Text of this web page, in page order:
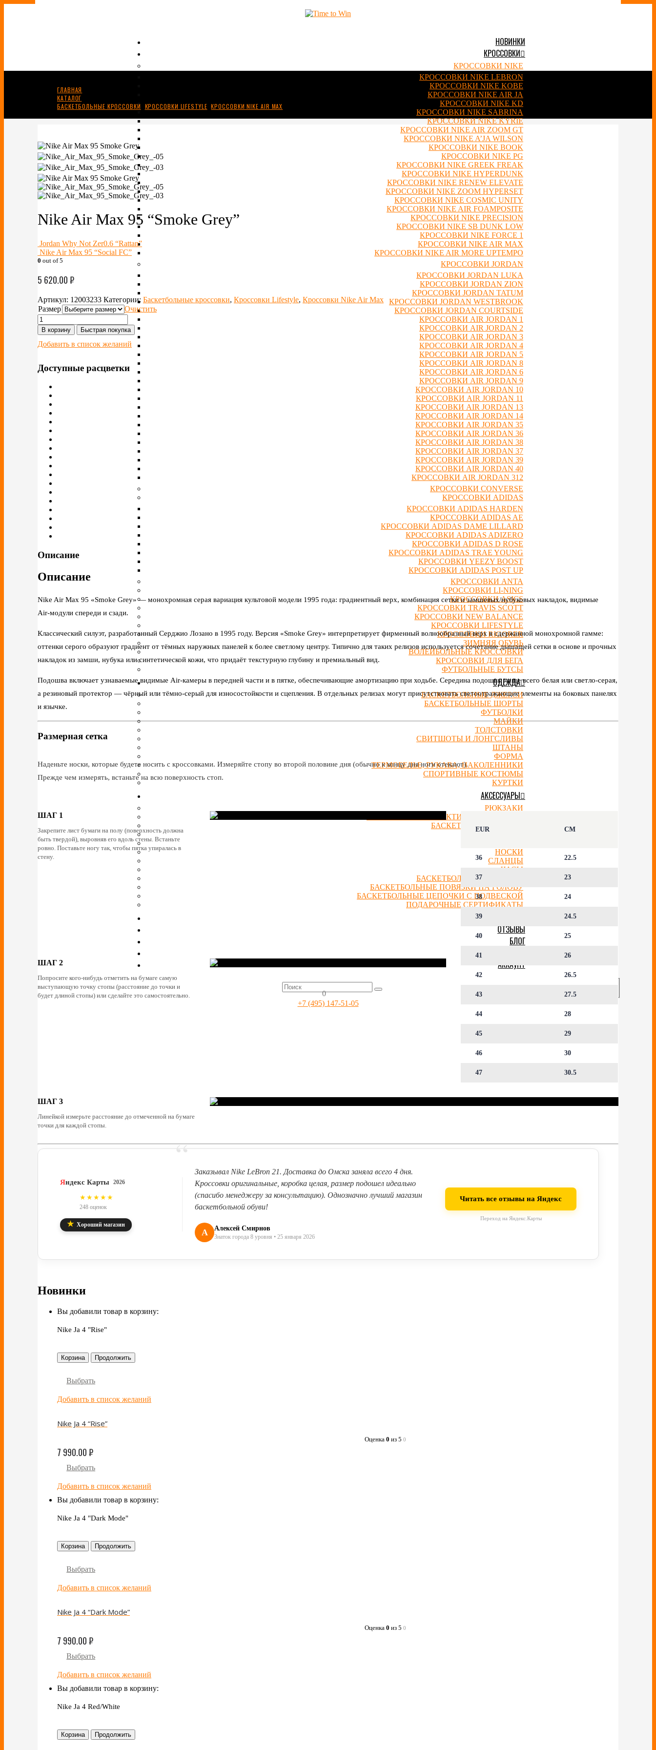
НОВИНКИ
КРОССОВКИ
КРОССОВКИ NIKE
КРОССОВКИ NIKE LEBRON
КРОССОВКИ NIKE KOBE
КРОССОВКИ NIKE AIR JA
КРОССОВКИ NIKE KD
КРОССОВКИ NIKE SABRINA
КРОССОВКИ NIKE KYRIE
КРОССОВКИ NIKE AIR ZOOM GT
КРОССОВКИ NIKE A’JA WILSON
КРОССОВКИ NIKE BOOK
КРОССОВКИ NIKE PG
КРОССОВКИ NIKE GREEK FREAK
КРОССОВКИ NIKE HYPERDUNK
КРОССОВКИ NIKE RENEW ELEVATE
КРОССОВКИ NIKE ZOOM HYPERSET
КРОССОВКИ NIKE COSMIC UNITY
КРОССОВКИ NIKE AIR FOAMPOSITE
КРОССОВКИ NIKE PRECISION
КРОССОВКИ NIKE SB DUNK LOW
КРОССОВКИ NIKE FORCE 1
КРОССОВКИ NIKE AIR MAX
КРОССОВКИ NIKE AIR MORE UPTEMPO
КРОССОВКИ JORDAN
КРОССОВКИ JORDAN LUKA
КРОССОВКИ JORDAN ZION
КРОССОВКИ JORDAN TATUM
КРОССОВКИ JORDAN WESTBROOK
КРОССОВКИ JORDAN COURTSIDE
КРОССОВКИ AIR JORDAN 1
КРОССОВКИ AIR JORDAN 2
КРОССОВКИ AIR JORDAN 3
КРОССОВКИ AIR JORDAN 4
КРОССОВКИ AIR JORDAN 5
КРОССОВКИ AIR JORDAN 8
КРОССОВКИ AIR JORDAN 6
КРОССОВКИ AIR JORDAN 9
КРОССОВКИ AIR JORDAN 10
КРОССОВКИ AIR JORDAN 11
КРОССОВКИ AIR JORDAN 13
КРОССОВКИ AIR JORDAN 14
КРОССОВКИ AIR JORDAN 35
КРОССОВКИ AIR JORDAN 36
КРОССОВКИ AIR JORDAN 38
КРОССОВКИ AIR JORDAN 37
КРОССОВКИ AIR JORDAN 39
КРОССОВКИ AIR JORDAN 40
КРОССОВКИ AIR JORDAN 312
КРОССОВКИ CONVERSE
КРОССОВКИ ADIDAS
КРОССОВКИ ADIDAS HARDEN
КРОССОВКИ ADIDAS AE
КРОССОВКИ ADIDAS DAME LILLARD
КРОССОВКИ ADIDAS ADIZERO
КРОССОВКИ ADIDAS D ROSE
КРОССОВКИ ADIDAS TRAE YOUNG
КРОССОВКИ YEEZY BOOST
КРОССОВКИ ADIDAS POST UP
КРОССОВКИ ANTA
КРОССОВКИ LI-NING
КРОССОВКИ ASICS
КРОССОВКИ TRAVIS SCOTT
КРОССОВКИ NEW BALANCE
КРОССОВКИ LIFESTYLE
КРОССОВКИ RIGORER
ЗИМНЯЯ ОБУВЬ
ВОЛЕЙБОЛЬНЫЕ КРОССОВКИ
КРОССОВКИ ДЛЯ БЕГА
ФУТБОЛЬНЫЕ БУТСЫ
ОДЕЖДА
БАСКЕТБОЛЬНЫЕ ДЖЕРСИ
БАСКЕТБОЛЬНЫЕ ШОРТЫ
ФУТБОЛКИ
МАЙКИ
ТОЛСТОВКИ
СВИТШОТЫ И ЛОНГСЛИВЫ
ШТАНЫ
ФОРМА
ТЕРМОБЕЛЬЕ, РУКАВА, НАКОЛЕННИКИ
СПОРТИВНЫЕ КОСТЮМЫ
КУРТКИ
АКСЕССУАРЫ
РЮКЗАКИ
БАСКЕТБОЛЬНЫЕ ТАКТИЧЕСКИЕ ДОСКИ
БАСКЕТБОЛЬНЫЕ МЯЧИ
НОСКИ
СЛАНЦЫ
ЧАСЫ
БАСКЕТБОЛЬНЫЕ ФИГУРКИ
БАСКЕТБОЛЬНЫЕ ПОВЯЗКИ НА ГОЛОВУ
БАСКЕТБОЛЬНЫЕ ЦЕПОЧКИ С ПОДВЕСКОЙ
ПОДАРОЧНЫЕ СЕРТИФИКАТЫ
ОТЗЫВЫ
БЛОГ
АККАУНТ
0
+7 (495) 147-51-05
ГЛАВНАЯ
КАТАЛОГ
БАСКЕТБОЛЬНЫЕ КРОССОВКИ КРОССОВКИ LIFESTYLE ,КРОССОВКИ NIKE AIR MAX
Nike Air Max 95 “Smoke Grey”
Jordan Why Not Zer0.6 “Rattan”
Nike Air Max 95 “Social FC”
0 out of 5
5 620.00₽
Артикул: 12003233 Категории: Баскетбольные кроссовки, Кроссовки Lifestyle, Кроссовки Nike Air Max
Размер
Очистить
В корзину Быстрая покупка
Добавить в список желаний
Доступные расцветки
Описание
Описание
Nike Air Max 95 «Smoke Grey» — монохромная серая вариация культовой модели 1995 года: градиентный верх, комбинация сетки и замшевых/нубуковых накладок, видимые
Air‑модули спереди и сзади.
Классический силуэт, разработанный Серджио Лозано в 1995 году. Версия «Smoke Grey» интерпретирует фирменный волнообразный верх в сдержанной монохромной гамме:
оттенки серого образуют градиент от тёмных наружных панелей к более светлому центру. Типично для таких релизов используется сочетание дышащей сетки в основе и прочных
накладок из замши, нубука или синтетической кожи, что придаёт текстурную глубину и премиальный вид.
Подошва включает узнаваемые видимые Air‑камеры в передней части и в пятке, обеспечивающие амортизацию при ходьбе. Середина подошвы чаще всего белая или светло‑серая,
а резиновый протектор — чёрный или тёмно‑серый для износостойкости и сцепления. В отдельных релизах могут присутствовать светоотражающие элементы на боковых панелях
и язычке.
Размерная сетка
Наденьте носки, которые будете носить с кроссовками. Измеряйте стопу во второй половине дня (обычно к концу дня ноги отекают).
Прежде чем измерять, встаньте на всю поверхность стоп.
ШАГ 1
Закрепите лист бумаги на полу (поверхность должна
быть твердой), выровняв его вдоль стены. Встаньте
ровно. Поставьте ногу так, чтобы пятка упиралась в
стену.
EUR CM
36 22.5
37 23
38 24
39 24.5
40 25
41 26
42 26.5
43 27.5
44 28
45 29
46 30
47 30.5
ШАГ 2
Попросите кого-нибудь отметить на бумаге самую
выступающую точку стопы (расстояние до точки и
будет длиной стопы) или сделайте это самостоятельно.
ШАГ 3
Линейкой измерьте расстояние до отмеченной на бумаге
точки для каждой стопы.
Яндекс Карты 2026
★★★★★
248 оценок
★ Хороший магазин
“
Заказывал Nike LeBron 21. Доставка до Омска заняла всего 4 дня.
Кроссовки оригинальные, коробка целая, размер подошел идеально
(спасибо менеджеру за консультацию). Однозначно лучший магазин
баскетбольной обуви!
А Алексей Смирнов
Знаток города 8 уровня • 25 января 2026
Читать все отзывы на Яндекс
Переход на Яндекс.Карты
Новинки
Вы добавили товар в корзину:
Nike Ja 4 "Rise"
Корзина Продолжить
Выбрать
Добавить в список желаний
Nike Ja 4 “Rise”
Оценка 0 из 5 0
7 990.00₽
Выбрать
Добавить в список желаний
Вы добавили товар в корзину:
Nike Ja 4 "Dark Mode"
Корзина Продолжить
Выбрать
Добавить в список желаний
Nike Ja 4 “Dark Mode”
Оценка 0 из 5 0
7 990.00₽
Выбрать
Добавить в список желаний
Вы добавили товар в корзину:
Nike Ja 4 Red/White
Корзина Продолжить